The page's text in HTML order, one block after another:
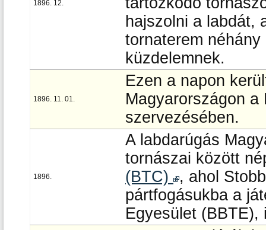
1896. 12.
hajszolni a labdát,
tornaterem
küzdelemnek.
1896. 11. 01.
Ezen a napon
Magyarországon
szervezésében.
1896.
A labdarúgás
tornászai között
(BTC)
, ahol
pártfogásukba a
Egyesület